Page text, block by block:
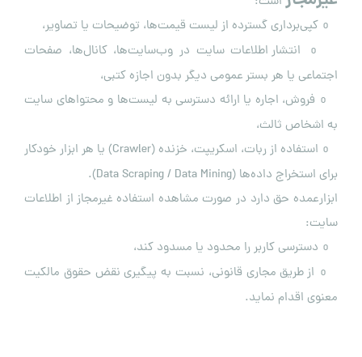
کپی‌برداری گسترده از لیست قیمت‌ها، توضیحات یا تصاویر،
انتشار اطلاعات سایت در وب‌سایت‌ها، کانال‌ها، صفحات
اجتماعی یا هر بستر عمومی دیگر بدون اجازه کتبی،
فروش، اجاره یا ارائه دسترسی به لیست‌ها و محتواهای سایت
به اشخاص ثالث،
استفاده از ربات، اسکریپت، خزنده (Crawler) یا هر ابزار خودکار
برای استخراج داده‌ها (Data Scraping / Data Mining).
ابزارعمده حق دارد در صورت مشاهده استفاده غیرمجاز از اطلاعات
سایت:
دسترسی کاربر را محدود یا مسدود کند،
o
از طریق مجاری قانونی، نسبت به پیگیری نقض حقوق مالکیت
معنوی اقدام نماید.